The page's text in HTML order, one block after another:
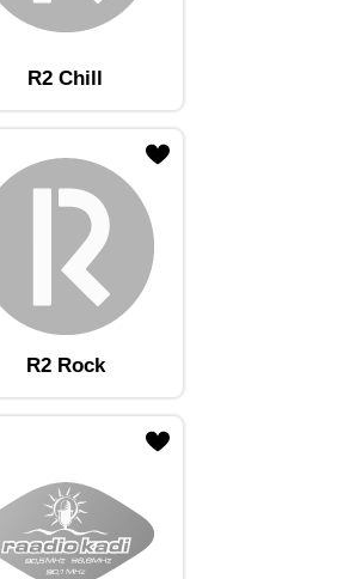
R2 Chill
R2 Rock